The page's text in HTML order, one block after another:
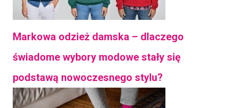
Markowa odzież damska – dlaczego
świadome wybory modowe stały się
podstawą nowoczesnego stylu?